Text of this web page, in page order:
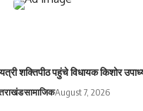
शक्तिपीठ पहुंचे विधायक किशोर
सामाजिकAugust 7, 2026